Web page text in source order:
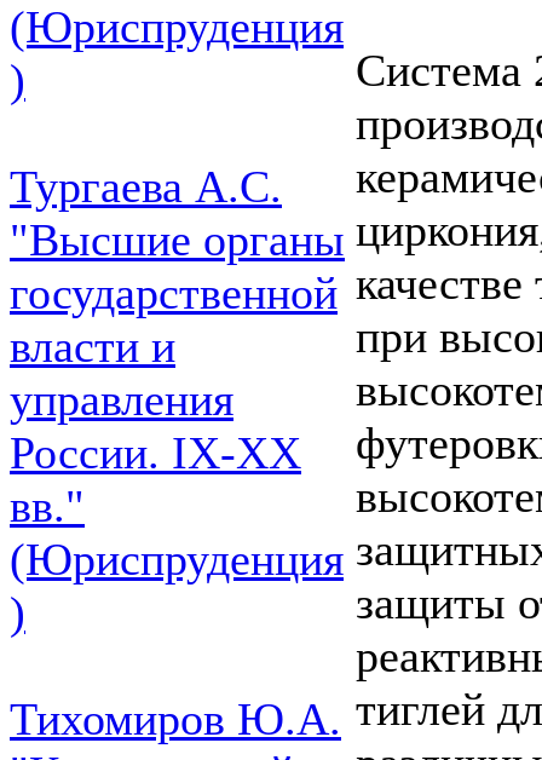
(Юриспруденция
)
Тургаева А.С.
"Высшие органы
государственной
власти и
управления
России. IХ-ХХ
вв."
(Юриспруденция
)
Тихомиров Ю.А.
Система
при
защиты
тиглей